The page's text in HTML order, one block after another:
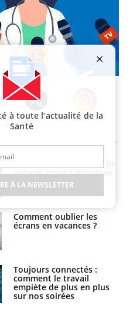
Twitter Instagram
naturel attire l'attention
des chercheurs
Comment oublier les
écrans en vacances ?
Toujours connectés :
comment le travail
empiète de plus en plus
sur nos soirées
à toute l’actualité de la
Santé
À LA NEWSLETTER